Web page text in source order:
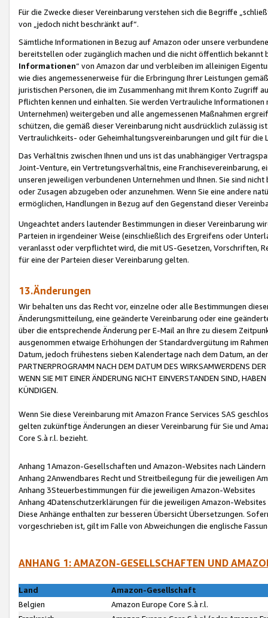
Für die Zwecke dieser Vereinbarung verstehen sich die Begriffe
von „jedoch nicht beschränkt auf“.
Sämtliche Informationen in Bezug auf Amazon oder unsere
bereitstellen oder zugänglich machen und die nicht öffentlich
Informationen“ von Amazon dar und verbleiben im alleinigen
wie dies angemessenerweise für die Erbringung Ihrer Leistungen
juristischen Personen, die im Zusammenhang mit Ihrem Konto
Pflichten kennen und einhalten. Sie werden Vertrauliche
Unternehmen) weitergeben und alle angemessenen Maßnahmen
schützen, die gemäß dieser Vereinbarung nicht ausdrücklich zulässig
Vertraulichkeits- oder Geheimhaltungsvereinbarungen und gilt für die
Das Verhältnis zwischen Ihnen und uns ist das unabhängiger
Joint-Venture, ein Vertretungsverhältnis, eine Franchisevereinbarung,
unseren jeweiligen verbundenen Unternehmen und Ihnen. Sie sind
oder Zusagen abzugeben oder anzunehmen. Wenn Sie eine andere
ermöglichen, Handlungen in Bezug auf den Gegenstand dieser
Ungeachtet anders lautender Bestimmungen in dieser Vereinbarung
Parteien in irgendeiner Weise (einschließlich des Ergreifens oder
veranlasst oder verpflichtet wird, die mit US-Gesetzen, Vorschriften,
für eine der Parteien dieser Vereinbarung gelten.
13.Änderungen
Wir behalten uns das Recht vor, einzelne oder alle Bestimmungen
Änderungsmitteilung, eine geänderte Vereinbarung oder eine
über die entsprechende Änderung per E-Mail an Ihre zu diesem
ausgenommen etwaige Erhöhungen der Standardvergütung im
Datum, jedoch frühestens sieben Kalendertage nach dem Datum, an
PARTNERPROGRAMM NACH DEM DATUM DES WIRKSAMWERDENS
WENN SIE MIT EINER ÄNDERUNG NICHT EINVERSTANDEN SIND,
KÜNDIGEN.
Wenn Sie diese Vereinbarung mit Amazon France Services SAS
gelten zukünftige Änderungen an dieser Vereinbarung für Sie und
Core S.à r.l. bezieht.
Anhang 1Amazon-Gesellschaften und Amazon-Websites nach Ländern
Anhang 2Anwendbares Recht und Streitbeilegung für die jeweiligen
Anhang 3Steuerbestimmungen für die jeweiligen Amazon-Websites
Anhang 4Datenschutzerklärungen für die jeweiligen Amazon-Websites
Diese Anhänge enthalten zur besseren Übersicht Übersetzungen.
vorgeschrieben ist, gilt im Falle von Abweichungen die englische
ANHANG 1: AMAZON-GESELLSCHAFTEN UND
Land
Amazon-Gesellschaft
Belgien
Amazon Europe Core S.à r.l.